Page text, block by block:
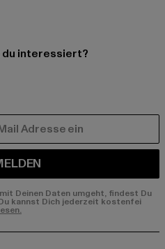
du interessiert?
Deinen Daten umgeht, findest Du
kannst Dich jederzeit kostenfei